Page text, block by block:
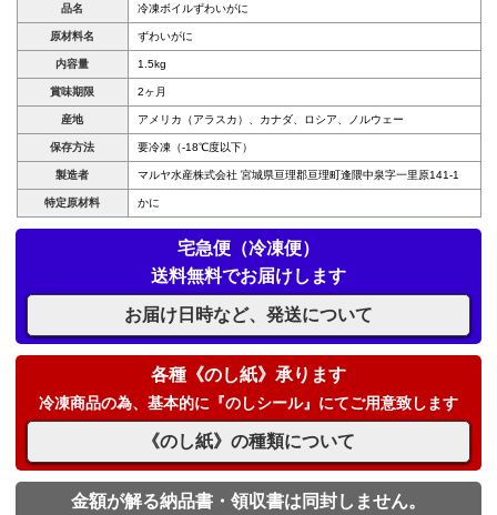
品名 冷凍ボイルずわいがに
原材料名 ずわいがに
内容量 1.5kg
賞味期限 2ヶ月
産地 アメリカ（アラスカ）、カナダ、ロシア、ノルウェー
保存方法 要冷凍（-18℃度以下）
製造者 マルヤ水産株式会社 宮城県亘理郡亘理町逢隈中泉字一里原141-1
特定原材料 かに
宅急便（冷凍便）
送料無料でお届けします
お届け日時など、発送について
各種《のし紙》承ります
冷凍商品の為、基本的に『のしシール』にてご用意致します
《のし紙》の種類について
金額が解る納品書・領収書は同封しません。